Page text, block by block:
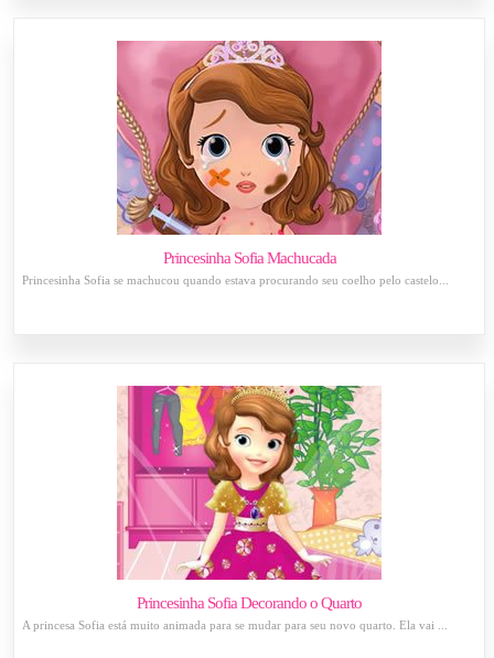
Princesinha Sofia Machucada
Princesinha Sofia se machucou quando estava procurando seu coelho pelo castelo...
Princesinha Sofia Decorando o Quarto
A princesa Sofia está muito animada para se mudar para seu novo quarto. Ela vai ...